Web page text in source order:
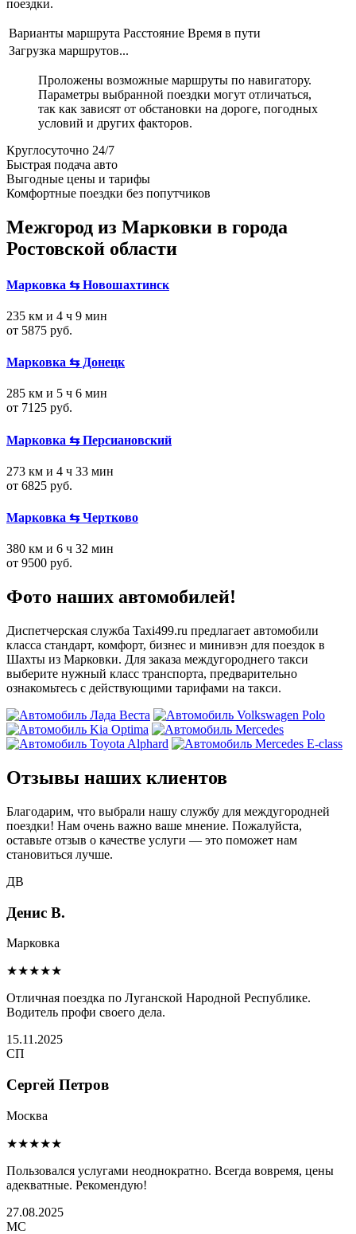
поездки.
Варианты маршрута Расстояние Время в пути
Загрузка маршрутов...
Проложены возможные маршруты по навигатору.
Параметры выбранной поездки могут отличаться,
так как зависят от обстановки на дороге, погодных
условий и других факторов.
Круглосуточно 24/7
Быстрая подача авто
Выгодные цены и тарифы
Комфортные поездки без попутчиков
Межгород из Марковки в города
Ростовской области
Марковка ⇆ Новошахтинск
235 км и 4 ч 9 мин
от 5875 руб.
Марковка ⇆ Донецк
285 км и 5 ч 6 мин
от 7125 руб.
Марковка ⇆ Персиановский
273 км и 4 ч 33 мин
от 6825 руб.
Марковка ⇆ Чертково
380 км и 6 ч 32 мин
от 9500 руб.
Фото наших автомобилей!
Диспетчерская служба Taxi499.ru предлагает автомобили
класса стандарт, комфорт, бизнес и минивэн для поездок в
Шахты из Марковки. Для заказа междугороднего такси
выберите нужный класс транспорта, предварительно
ознакомьтесь с действующими тарифами на такси.
Отзывы наших клиентов
Благодарим, что выбрали нашу службу для междугородней
поездки! Нам очень важно ваше мнение. Пожалуйста,
оставьте отзыв о качестве услуги — это поможет нам
становиться лучше.
ДВ
Денис В.
Марковка
★★★★★
Отличная поездка по Луганской Народной Республике.
Водитель профи своего дела.
15.11.2025
СП
Сергей Петров
Москва
★★★★★
Пользовался услугами неоднократно. Всегда вовремя, цены
адекватные. Рекомендую!
27.08.2025
МС